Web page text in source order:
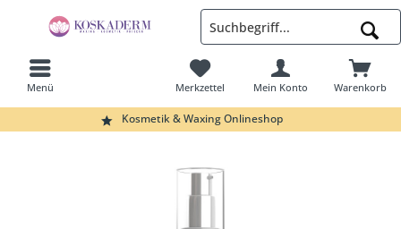
Kosmetik & Waxing Onlineshop
Menü Warenkorb
Merkzettel Mein Konto